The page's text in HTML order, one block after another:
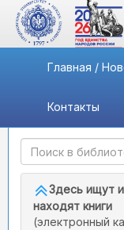
Главная /
Контакты
Быстрый доступ
Здесь ищут и
находят книги
(электронный